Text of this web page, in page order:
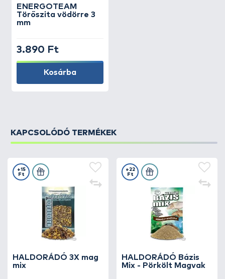
ENERGOTEAM
Törőszita vödörre 3
mm
3.890 Ft
Kosárba
KAPCSOLÓDÓ TERMÉKEK
HALDORÁDÓ 3X mag
mix
+15
Ft
HALDORÁDÓ Bázis
Mix - Pörkölt Magvak
+22
Ft